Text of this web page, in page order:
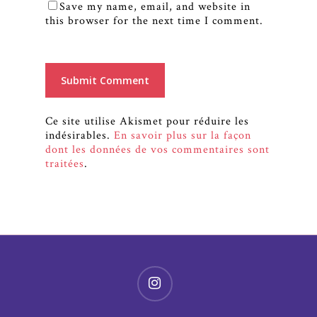
Save my name, email, and website in
this browser for the next time I comment.
Ce site utilise Akismet pour réduire les
indésirables. En savoir plus sur la façon
dont les données de vos commentaires sont
traitées.